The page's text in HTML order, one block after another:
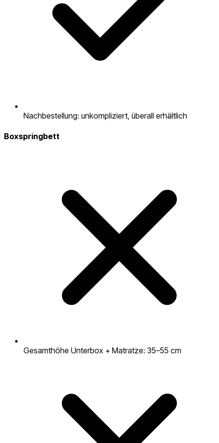
Nachbestellung: unkompliziert, überall erhältlich
Boxspringbett
Gesamthöhe Unterbox + Matratze: 35–55 cm